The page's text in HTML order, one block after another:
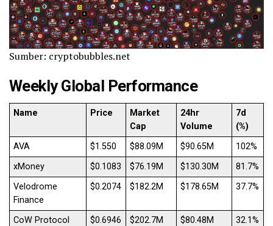
Sumber: cryptobubbles.net
Weekly Global Performance
Name Price
Market
Cap
24hr
Volume
7d
(%)
AVA
$1.550 $88.09M $90.65M
102%
xMoney
$0.1083 $76.19M $130.30M
81.7%
Velodrome
Finance
$0.2074 $182.2M $178.65M 37.7%
CoW Protocol $0.6946 $202.7M $80.48M
32.1%